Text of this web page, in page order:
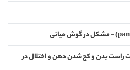
راست بدن و كج شدن دهن و اختلال در